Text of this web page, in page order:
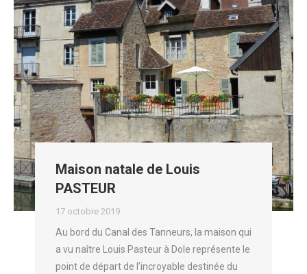
Maison natale de Louis
PASTEUR
17 octobre 2019
Au bord du Canal des Tanneurs, la maison qui
a vu naître Louis Pasteur à Dole représente le
point de départ de l’incroyable destinée du